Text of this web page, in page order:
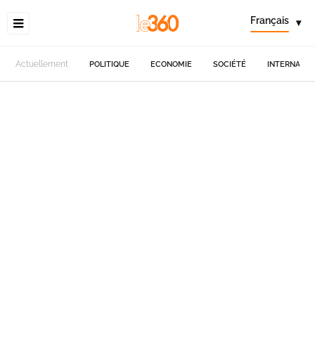
Français ▾
Actuellement POLITIQUE ECONOMIE SOCIÉTÉ